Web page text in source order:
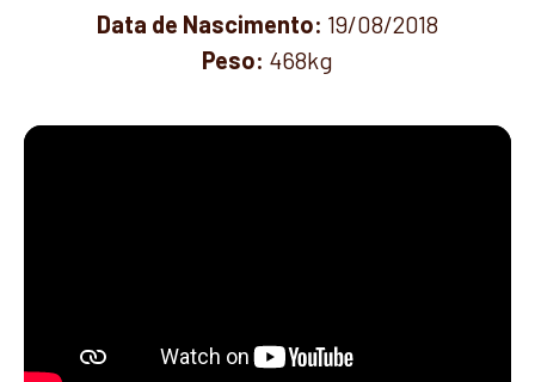
Data de Nascimento: 19/08/2018
Peso: 468kg